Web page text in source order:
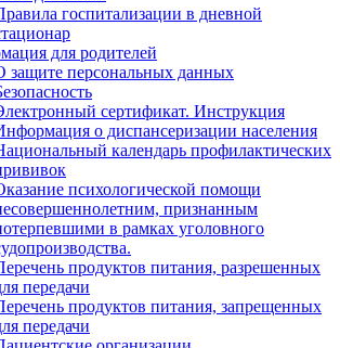
госпитализации в дневной
для родителей
защите персональных данных
сертификат. Инструкция
о диспансеризации населения
календарь профилактических
психологической помощи
признанным
в рамках уголовного
продуктов питания, разрешенных
передачи
продуктов питания, запрещенных
передачи